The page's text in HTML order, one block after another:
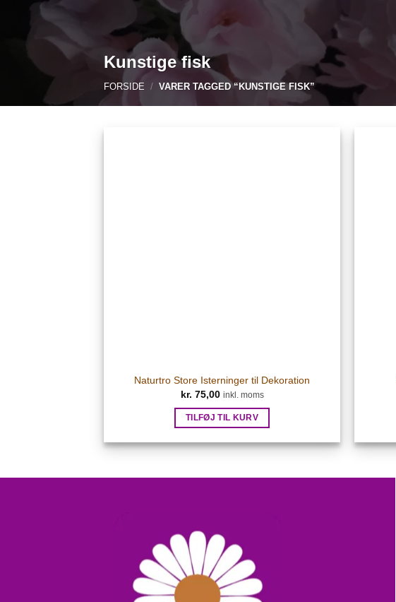
Kunstige fisk
FORSIDE / VARER TAGGED “KUNSTIGE FISK”
Naturtro Store Isterninger til Dekoration
kr. 75,00 inkl. moms
TILFØJ TIL KURV